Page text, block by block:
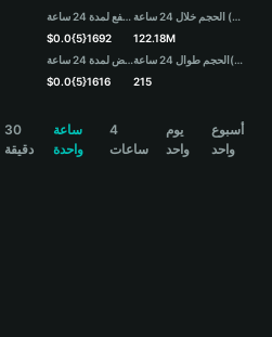
مرتفع لمدة 24 ساعة
$0.0{5}1692
منخفض لمدة 24 ساعة
$0.0{5}1616
الحجم خلال 24 ساعة (KYUPIIN)
122.18M
الحجم طوال 24 ساعة(USDT)
215
30
دقيقة
ساعة
واحدة
4
ساعات
يوم
واحد
أسبوع
واحد